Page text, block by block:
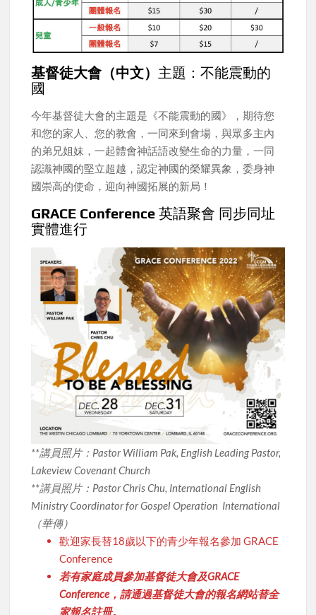
基督徒大會（中文） 主題：不能震動的
國
今年基督徒大會的主題是《不能震動的國》，期待您
和您的家人、您的教會，一同來到會場，與眾多主內
的弟兄姐妹，一起體會神話語改變生命的力量，一同
認識神國的堅立超越，認定神國的榮耀異象，委身神
國崇高的使命，迎向神國拓展的新局！
GRACE Conference英語聚會 同步同址
實體進行
**講員照片：Pastor William Pak, English Leading Pastor,
Lakeview Covenant Church
**講員照片：Pastor Chris Chu, International English
Ministry Coordinator for Gospel Operation International
（華傳）
歡迎家長替18歲以下的青少年報名參加 GRACE
Conference
若有家庭成員參加基督徒大會及GRACE
Conference，請通過基督徒大會的報名網站替全
家報名註冊。